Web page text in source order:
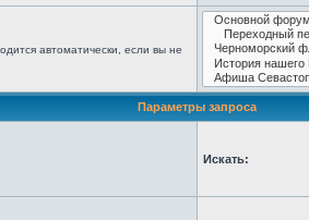
автоматически, если вы не
Параметры запроса
Искать: